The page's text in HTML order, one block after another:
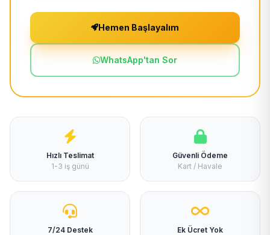
Hemen Başlayalım
WhatsApp'tan Sor
Hızlı Teslimat
1-3 iş günü
Güvenli Ödeme
Kart / Havale
7/24 Destek
Ek Ücret Yok